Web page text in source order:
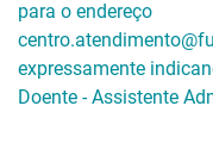
para o endereço
expressamente
Doente - Assistente